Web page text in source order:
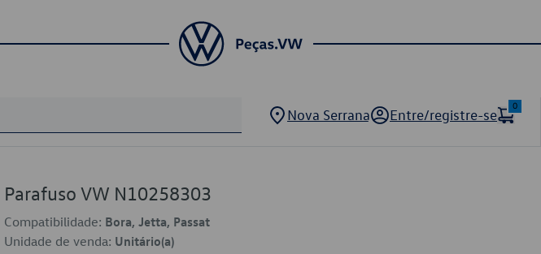
Nova Serrana Entre/registre-se
0
Parafuso VW N10258303
Compatibilidade: Bora, Jetta, Passat
Unidade de venda: Unitário(a)